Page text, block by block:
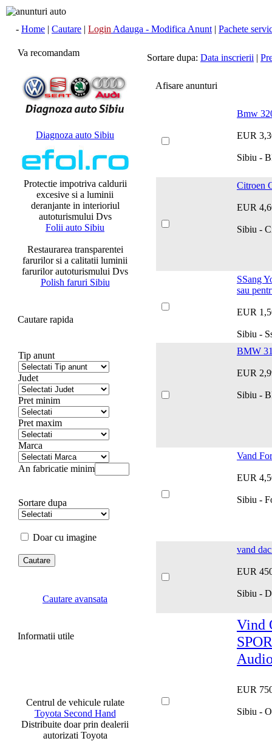
- Home | Cautare | Login Adauga - Modifica Anunt | Pachete
Va recomandam
Diagnoza auto Sibiu
Protectie impotriva caldurii
excesive si a luminii
deranjante in interioriul
autoturismului Dvs
Folii auto Sibiu
Restaurarea transparentei
farurilor si a calitatii luminii
farurilor autoturismului Dvs
Polish faruri Sibiu
Cautare rapida
Tip anunt
Judet
Pret minim
Pret maxim
Marca
An fabricatie minim
Sortare dupa
Doar cu imagine
Cautare avansata
Informatii utile
Centrul de vehicule rulate
Toyota Second Hand
Distribuite doar prin dealerii
autorizati Toyota
Sortare dupa: Data inscrierii |
Afisare anunturi
Bmw
EUR
Sibiu -
Citroen
EUR
Sibiu -
SSang
sau
EUR
Sibiu -
BMW
EUR
Sibiu -
Vand
EUR
Sibiu -
vand
EUR
Sibiu -
Vind
EUR
Sibiu -